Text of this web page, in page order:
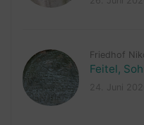
Friedhof
Feitel,